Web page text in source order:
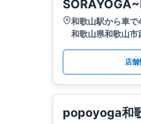
和歌山駅から車で
和歌山県和歌山
店舗
popoyoga和